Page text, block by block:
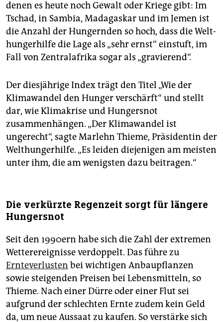
denen es heute noch Gewalt oder Kriege gibt: Im
Tschad, in Sambia, Madagaskar und im Jemen ist
die Anzahl der Hungernden so hoch, dass die Welt­
hungerhilfe die Lage als „sehr ernst“ einstuft, im
Fall von Zentralafrika sogar als „gravierend“.
Der diesjährige Index trägt den Titel „Wie der
Klimawandel den Hunger verschärft“ und stellt
dar, wie Klimakrise und Hungersnot
zusammenhängen. „Der Klimawandel ist
ungerecht“, sagte Marlehn Thieme, Präsidentin der
Welthungerhilfe. „Es leiden diejenigen am meisten
unter ihm, die am wenigsten dazu beitragen.“
Die verkürzte Regenzeit sorgt für längere
Hungersnot
Seit den 1990ern habe sich die Zahl der extremen
Wetterereignisse verdoppelt. Das führe zu
Ernteverlusten bei wichtigen Anbaupflanzen
sowie steigenden Preisen bei Lebensmitteln, so
Thieme. Nach einer Dürre oder einer Flut sei
aufgrund der schlechten Ernte zudem kein Geld
da, um neue Aussaat zu kaufen. So verstärke sich